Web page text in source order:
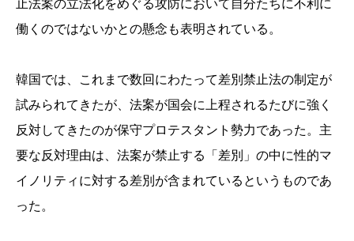
止法案の立法化をめぐる攻防において自分たちに不利に
働くのではないかとの懸念も表明されている。
韓国では、これまで数回にわたって差別禁止法の制定が
試みられてきたが、法案が国会に上程されるたびに強く
反対してきたのが保守プロテスタント勢力であった。主
要な反対理由は、法案が禁止する「差別」の中に性的マ
イノリティに対する差別が含まれているというものであ
った。